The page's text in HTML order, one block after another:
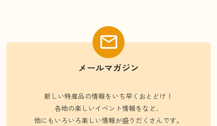
メールマガジン
新しい特産品の情報をいち早くおとどけ！
各地の楽しいイベント情報をなど、
他にもいろいろ楽しい情報が盛りだくさんです。